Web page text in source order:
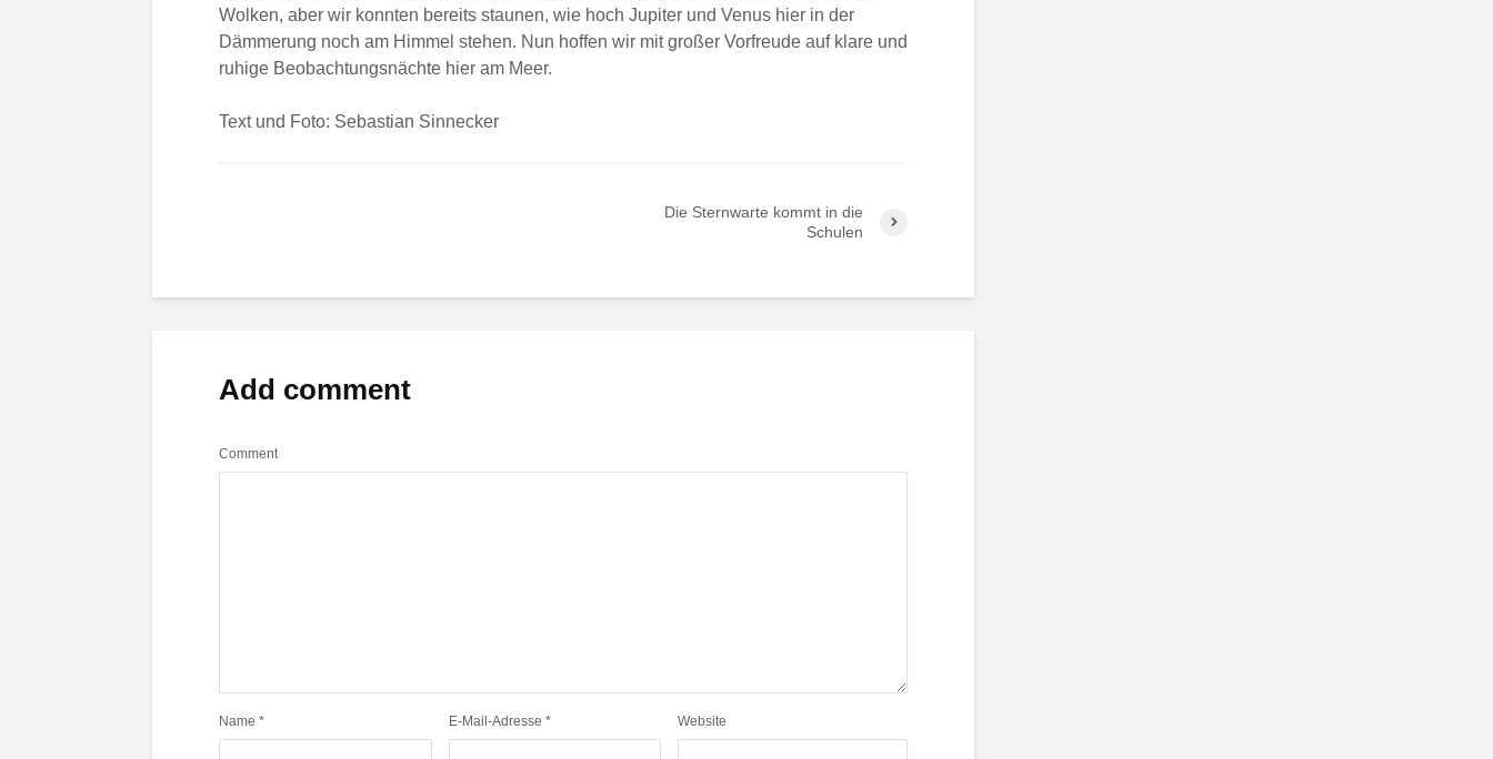
Wolken, aber wir konnten bereits staunen, wie hoch Jupiter und Venus hier in der
Dämmerung noch am Himmel stehen. Nun hoffen wir mit großer Vorfreude auf klare und
ruhige Beobachtungsnächte hier am Meer.
Text und Foto: Sebastian Sinnecker
Die Sternwarte kommt in die
Schulen
Add comment
Comment
Name * E-Mail-Adresse * Website